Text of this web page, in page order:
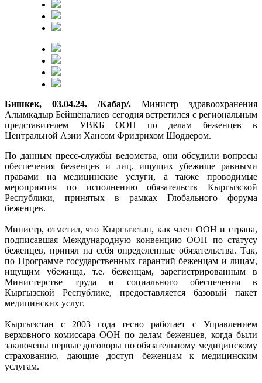
Бишкек, 03.04.24. /Кабар/. Министр здравоохранения
Алымкадыр Бейшеналиев сегодня встретился с региональным
представителем УВКБ ООН по делам беженцев в
Центральной Азии Хансом Фридрихом Шоддером.
По данным пресс-службы ведомства, они обсудили вопросы
обеспечения беженцев и лиц, ищущих убежище равными
правами на медицинские услуги, а также проводимые
мероприятия по исполнению обязательств Кыргызской
Республики, принятых в рамках Глобального форума
беженцев.
Министр, отметил, что Кыргызстан, как член ООН и страна,
подписавшая Международную конвенцию ООН по статусу
беженцев, принял на себя определенные обязательства. Так,
по Программе государственных гарантий беженцам и лицам,
ищущим убежища, т.е. беженцам, зарегистрированным в
Министерстве труда и социального обеспечения в
Кыргызской Республике, предоставляется базовый пакет
медицинских услуг.
Кыргызстан с 2003 года тесно работает с Управлением
верховного комиссара ООН по делам беженцев, когда были
заключены первые договоры по обязательному медицинскому
страхованию, дающие доступ беженцам к медицинским
услугам.